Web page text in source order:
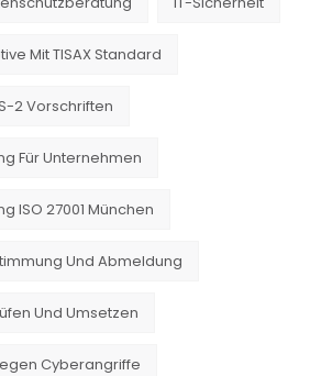
Mit TISAX Standard
2 Vorschriften
Für Unternehmen
ISO 27001 München
Und Abmeldung
Und Umsetzen
Cyberangriffe